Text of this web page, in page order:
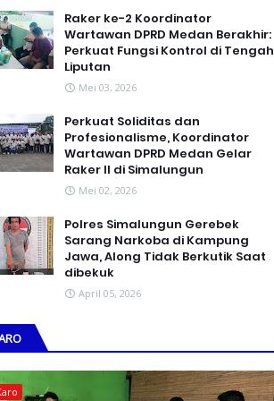
Raker ke-2 Koordinator
Wartawan DPRD Medan Berakhir:
Perkuat Fungsi Kontrol di Tengah
Liputan
Mei 03, 2026
Perkuat Soliditas dan
Profesionalisme, Koordinator
Wartawan DPRD Medan Gelar
Raker II di Simalungun
Mei 02, 2026
Polres Simalungun Gerebek
Sarang Narkoba di Kampung
Jawa, Along Tidak Berkutik Saat
dibekuk
April 05, 2026